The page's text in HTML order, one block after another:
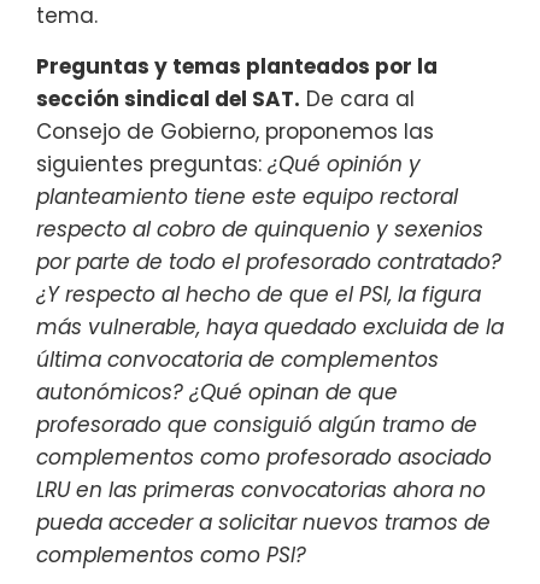
tema.
Preguntas y temas planteados por la
sección sindical del SAT. De cara al
Consejo de Gobierno, proponemos las
siguientes preguntas: ¿Qué opinión y
planteamiento tiene este equipo rectoral
respecto al cobro de quinquenio y sexenios
por parte de todo el profesorado contratado?
¿Y respecto al hecho de que el PSI, la figura
más vulnerable, haya quedado excluida de la
última convocatoria de complementos
autonómicos? ¿Qué opinan de que
profesorado que consiguió algún tramo de
complementos como profesorado asociado
LRU en las primeras convocatorias ahora no
pueda acceder a solicitar nuevos tramos de
complementos como PSI?